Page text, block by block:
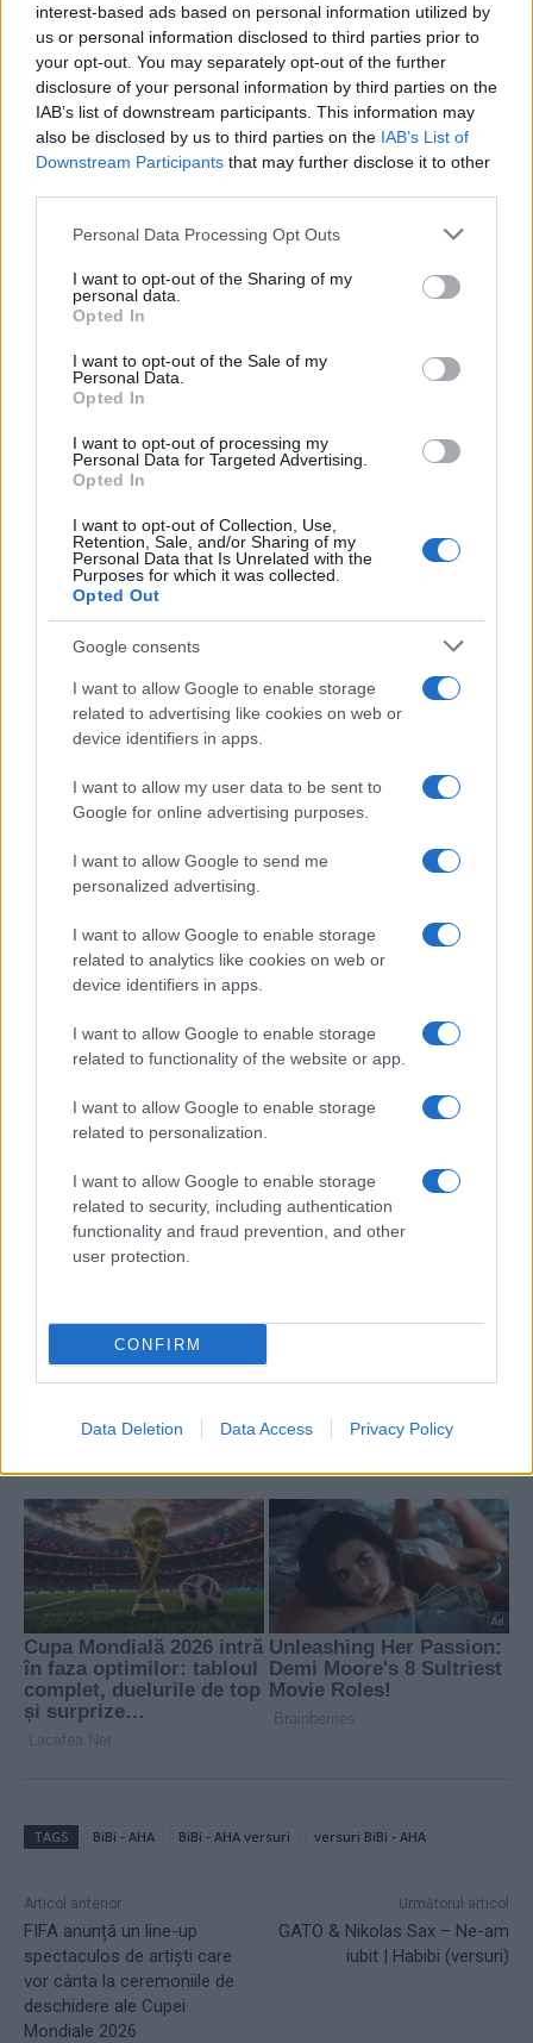
interest-based ads based on personal information utilized by
us or personal information disclosed to third parties prior to
your opt-out. You may separately opt-out of the further
disclosure of your personal information by third parties on the
IAB’s list of downstream participants. This information may
also be disclosed by us to third parties on the IAB’s List of
Downstream Participants that may further disclose it to other
Please note that this website/app uses one or more Google
not limited to your visit or usage behaviour. You may click to
grant or deny consent to Google and its third-party tags to
use your data for below specified purposes in below Google
consent section.
Personal Data Processing Opt Outs
I want to opt-out of the Sharing of my
personal data.
Opted In
I want to opt-out of the Sale of my
Personal Data.
Opted In
I want to opt-out of processing my
Personal Data for Targeted Advertising.
Opted In
I want to opt-out of Collection, Use,
Retention, Sale, and/or Sharing of my
Personal Data that Is Unrelated with the
Purposes for which it was collected.
Opted Out
Google consents
I want to allow Google to enable storage
related to advertising like cookies on web or
device identifiers in apps.
I want to allow my user data to be sent to
Google for online advertising purposes.
I want to allow Google to send me
personalized advertising.
I want to allow Google to enable storage
related to analytics like cookies on web or
device identifiers in apps.
I want to allow Google to enable storage
related to functionality of the website or app.
I want to allow Google to enable storage
related to personalization.
I want to allow Google to enable storage
related to security, including authentication
functionality and fraud prevention, and other
user protection.
CONFIRM
Data Deletion Data Access Privacy Policy
TAGS BiBi - AHA BiBi - AHA versuri versuri BiBi - AHA
Articol anterior
FIFA anunță un line-up
spectaculos de artiști care
vor cânta la ceremoniile de
deschidere ale Cupei
Mondiale 2026
Următorul articol
GATO & Nikolas Sax – Ne-am
iubit | Habibi (versuri)